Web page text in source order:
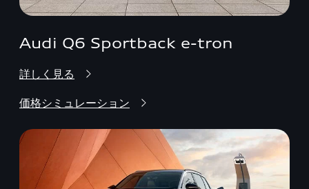
Audi Q6 Sportback e-tron
詳しく見る
価格シミュレーション